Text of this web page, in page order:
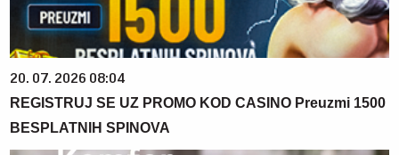
20. 07. 2026 08:04
REGISTRUJ SE UZ PROMO KOD CASINO Preuzmi 1500
BESPLATNIH SPINOVA